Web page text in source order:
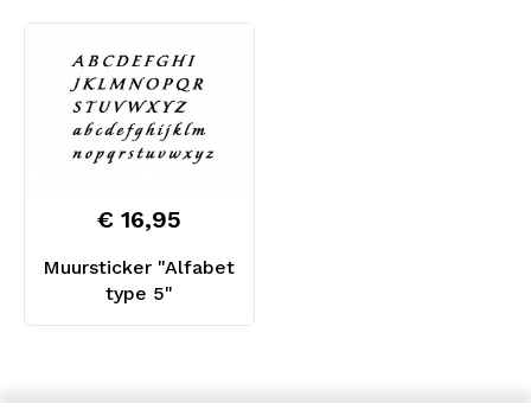
Muursticker "Alfabet
type 5"
€ 16,95